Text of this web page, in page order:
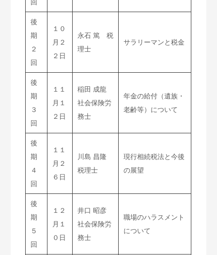
回
後
期
２
回
１０
月２
２日
永石 篤 税
理士
サラリーマンと税金
後
期
３
回
１１
月１
２日
稲田 成龍
社会保険労
務士
年金の給付（遺族・
老齢等）について
後
期
４
回
１１
月２
６日
川島 昌隆
税理士
現行相続税法と今後
の展望
後
期
５
回
１２
月１
０日
井口 昭彦
社会保険労
務士
職場のハラスメント
について